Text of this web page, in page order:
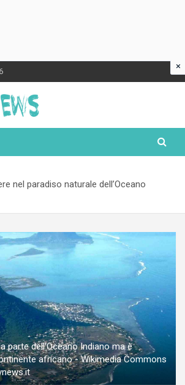
nel paradiso naturale dell’Oceano
parte dell'Oceano Indiano ma è
africano - Wikimedia Commons
×